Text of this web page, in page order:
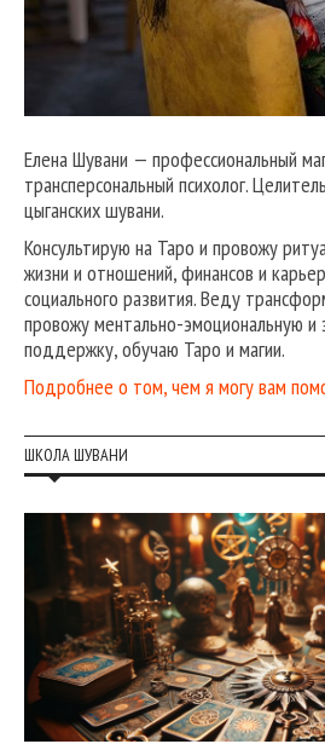
Елена Шувани — профессиональный
трансперсональный психолог.
цыганских шувани.
Консультирую на Таро и провожу
жизни и отношений, финансов и
социального развития. Веду
провожу ментально-эмоциональную и
поддержку, обучаю Таро и магии.
Подробнее о том, чем я могу вам
ШКОЛА ШУВАНИ